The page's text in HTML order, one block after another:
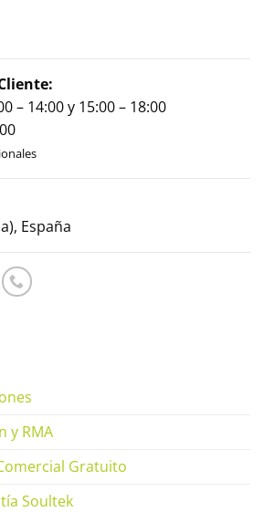
– 14:00 y 15:00 – 18:00
España
y RMA
Gratuito
Soultek